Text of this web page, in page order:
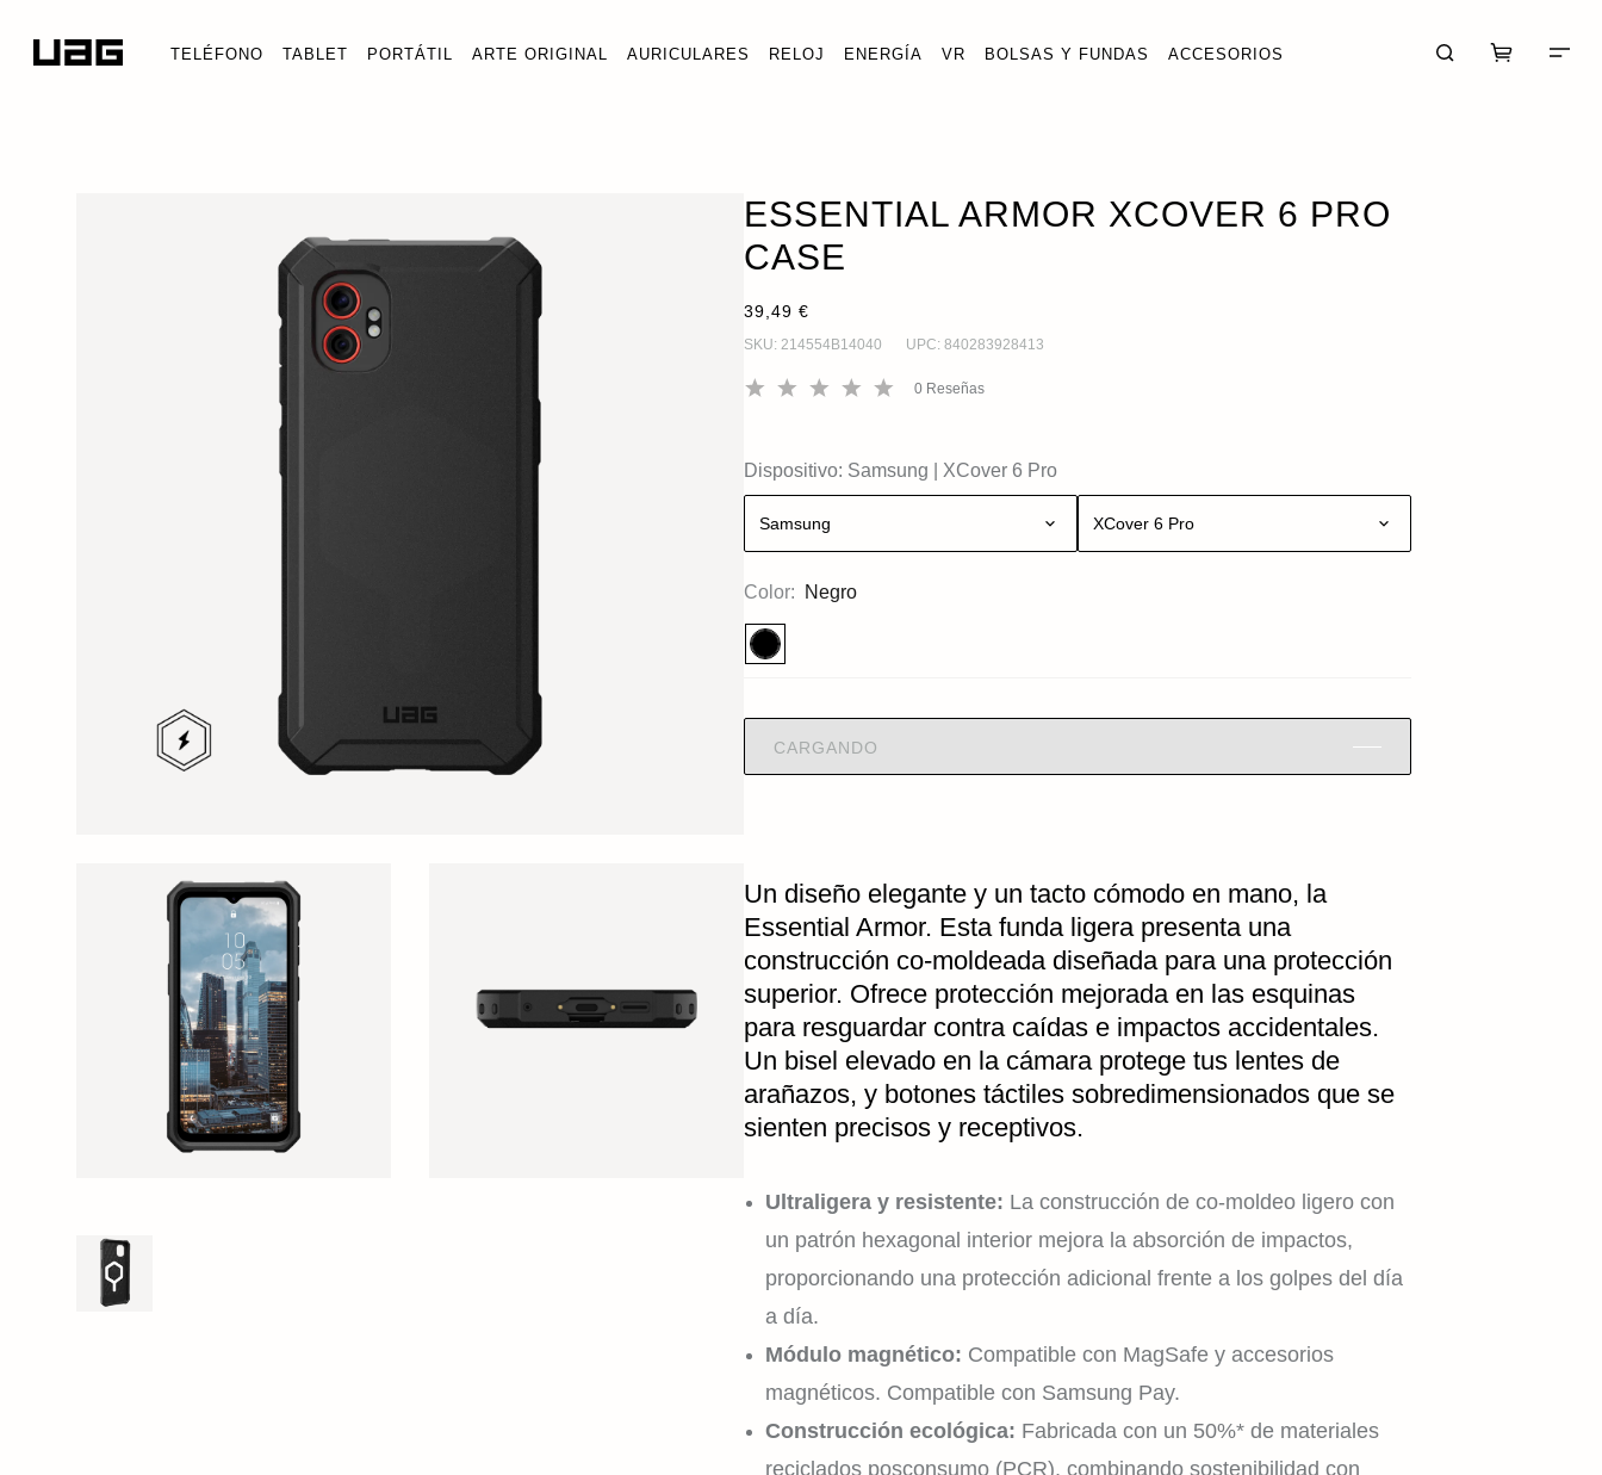
TELÉFONO TABLET PORTÁTIL ARTE ORIGINAL AURICULARES RELOJ ENERGÍA VR BOLSAS Y FUNDAS ACCESORIOS
ESSENTIAL ARMOR XCOVER 6 PRO
CASE
39,49 €
SKU: 214554B14040 UPC: 840283928413
0 Reseñas
Color: Negro
Dispositivo: Samsung XCover 6 Pro
Samsung XCover 6 Pro
CARGANDO
Un diseño elegante y un tacto cómodo en mano, la
Essential Armor. Esta funda ligera presenta una
construcción co-moldeada diseñada para una protección
superior. Ofrece protección mejorada en las esquinas
para resguardar contra caídas e impactos accidentales.
Un bisel elevado en la cámara protege tus lentes de
arañazos, y botones táctiles sobredimensionados que se
sienten precisos y receptivos.
Ultraligera y resistente: La construcción de co-moldeo ligero con
un patrón hexagonal interior mejora la absorción de impactos,
proporcionando una protección adicional frente a los golpes del día
a día.
Módulo magnético: Compatible con MagSafe y accesorios
magnéticos. Compatible con Samsung Pay.
Construcción ecológica: Fabricada con un 50%* de materiales
reciclados posconsumo (PCR), combinando sostenibilidad conTIENDA